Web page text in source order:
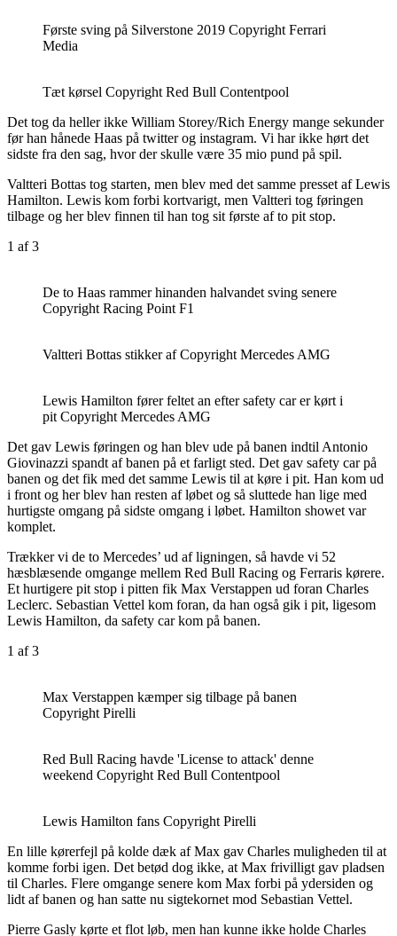
Første sving på Silverstone 2019 Copyright Ferrari
Media
Tæt kørsel Copyright Red Bull Contentpool
Det tog da heller ikke William Storey/Rich Energy mange sekunder
før han hånede Haas på twitter og instagram. Vi har ikke hørt det
sidste fra den sag, hvor der skulle være 35 mio pund på spil.
Valtteri Bottas tog starten, men blev med det samme presset af Lewis
Hamilton. Lewis kom forbi kortvarigt, men Valtteri tog føringen
tilbage og her blev finnen til han tog sit første af to pit stop.
1 af 3
De to Haas rammer hinanden halvandet sving senere
Copyright Racing Point F1
Valtteri Bottas stikker af Copyright Mercedes AMG
Lewis Hamilton fører feltet an efter safety car er kørt i
pit Copyright Mercedes AMG
Det gav Lewis føringen og han blev ude på banen indtil Antonio
Giovinazzi spandt af banen på et farligt sted. Det gav safety car på
banen og det fik med det samme Lewis til at køre i pit. Han kom ud
i front og her blev han resten af løbet og så sluttede han lige med
hurtigste omgang på sidste omgang i løbet. Hamilton showet var
komplet.
Trækker vi de to Mercedes’ ud af ligningen, så havde vi 52
hæsblæsende omgange mellem Red Bull Racing og Ferraris kørere.
Et hurtigere pit stop i pitten fik Max Verstappen ud foran Charles
Leclerc. Sebastian Vettel kom foran, da han også gik i pit, ligesom
Lewis Hamilton, da safety car kom på banen.
1 af 3
Max Verstappen kæmper sig tilbage på banen
Copyright Pirelli
Red Bull Racing havde 'License to attack' denne
weekend Copyright Red Bull Contentpool
Lewis Hamilton fans Copyright Pirelli
En lille kørerfejl på kolde dæk af Max gav Charles muligheden til at
komme forbi igen. Det betød dog ikke, at Max frivilligt gav pladsen
til Charles. Flere omgange senere kom Max forbi på ydersiden og
lidt af banen og han satte nu sigtekornet mod Sebastian Vettel.
Pierre Gasly kørte et flot løb, men han kunne ikke holde Charles